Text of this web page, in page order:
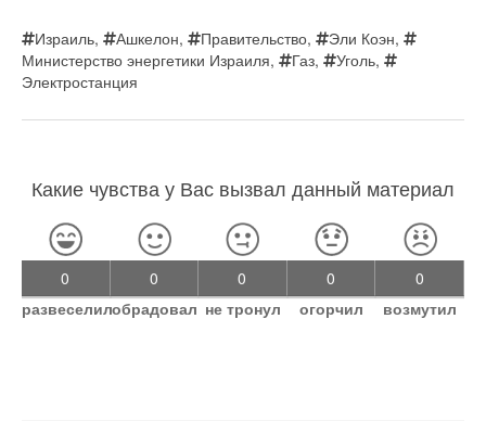
Израиль, Ашкелон, Правительство, Эли Коэн,
Министерство энергетики Израиля, Газ, Уголь,
Электростанция
Какие чувства у Вас вызвал данный материал
0
развеселил
0
обрадовал
0
не тронул
0
огорчил
0
возмутил